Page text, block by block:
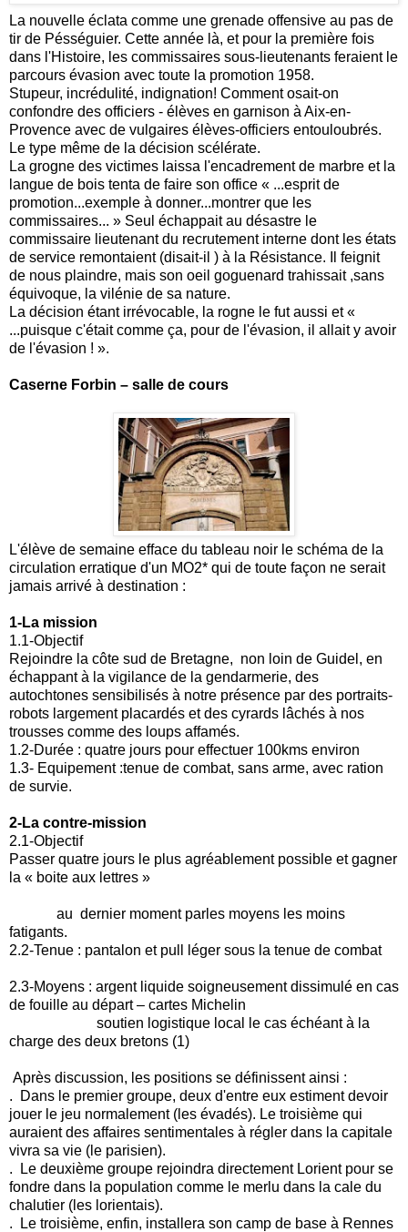
La nouvelle éclata comme une grenade offensive au pas de
tir de Pésséguier. Cette année là, et pour la première fois
dans l'Histoire, les commissaires sous-lieutenants feraient le
parcours évasion avec toute la promotion 1958.
Stupeur, incrédulité, indignation! Comment osait-on
confondre des officiers - élèves en garnison à Aix-en-
Provence avec de vulgaires élèves-officiers entouloubrés.
Le type même de la décision scélérate.
La grogne des victimes laissa l'encadrement de marbre et la
langue de bois tenta de faire son office « ...esprit de
promotion...exemple à donner...montrer que les
commissaires... » Seul échappait au désastre le
commissaire lieutenant du recrutement interne dont les états
de service remontaient (disait-il ) à la Résistance. Il feignit
de nous plaindre, mais son oeil goguenard trahissait ,sans
équivoque, la vilénie de sa nature.
La décision étant irrévocable, la rogne le fut aussi et «
...puisque c'était comme ça, pour de l'évasion, il allait y avoir
de l'évasion ! ».
Caserne Forbin – salle de cours
L'élève de semaine efface du tableau noir le schéma de la
circulation erratique d'un MO2* qui de toute façon ne serait
jamais arrivé à destination :
1-La mission
1.1-Objectif
Rejoindre la côte sud de Bretagne, non loin de Guidel, en
échappant à la vigilance de la gendarmerie, des
autochtones sensibilisés à notre présence par des portraits-
robots largement placardés et des cyrards lâchés à nos
trousses comme des loups affamés.
1.2-Durée : quatre jours pour effectuer 100kms environ
1.3- Equipement :tenue de combat, sans arme, avec ration
de survie.
2-La contre-mission
2.1-Objectif
Passer quatre jours le plus agréablement possible et gagner
la « boite aux lettres »
au dernier moment parles moyens les moins
fatigants.
2.2-Tenue : pantalon et pull léger sous la tenue de combat
2.3-Moyens : argent liquide soigneusement dissimulé en cas
de fouille au départ – cartes Michelin
soutien logistique local le cas échéant à la
charge des deux bretons (1)
Après discussion, les positions se définissent ainsi :
. Dans le premier groupe, deux d'entre eux estiment devoir
jouer le jeu normalement (les évadés). Le troisième qui
auraient des affaires sentimentales à régler dans la capitale
vivra sa vie (le parisien).
. Le deuxième groupe rejoindra directement Lorient pour se
fondre dans la population comme le merlu dans la cale du
chalutier (les lorientais).
. Le troisième, enfin, installera son camp de base à Rennes